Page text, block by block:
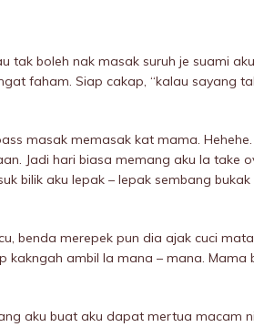
tak boleh nak masak suruh je suami
faham. Siap cakap, “kalau sayang
masak memasak kat mama.
Jadi hari biasa memang aku la take
bilik aku lepak – lepak sembang bukak
benda merepek pun dia ajak cuci
kakngah ambil la mana – mana. Mama
aku buat aku dapat mertua macam